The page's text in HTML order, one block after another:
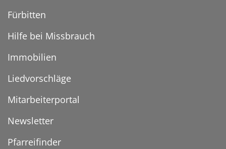
Fürbitten
Hilfe bei Missbrauch
Immobilien
Liedvorschläge
Mitarbeiterportal
Newsletter
Pfarreifinder